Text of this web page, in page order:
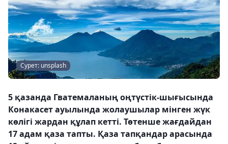
Сурет: unsplash
5 қазанда Гватемаланың оңтүстік-шығысында
Конакасет ауылында жолаушылар мінген жүк
көлігі жардан құлап кетті. Төтенше жағдайдан
17 адам қаза тапты. Қаза тапқандар арасында